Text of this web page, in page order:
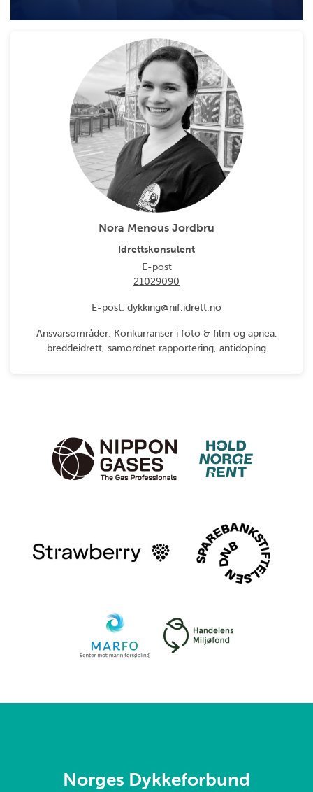
Nora Menous Jordbru
Idrettskonsulent
E-post
21029090
E-post: dykking@nif.idrett.no
Ansvarsområder: Konkurranser i foto & film og apnea,
breddeidrett, samordnet rapportering, antidoping
Norges Dykkeforbund